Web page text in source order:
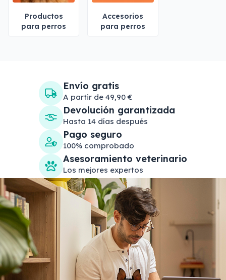
Productos
para perros
Accesorios
para perros
Envío gratis
A partir de 49,90 €
Devolución garantizada
Hasta 14 días después
Pago seguro
100% comprobado
Asesoramiento veterinario
Los mejores expertos